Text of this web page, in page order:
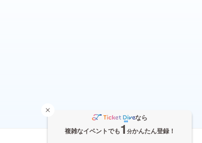
なら
複雑なイベントでも1 分かんたん登録！